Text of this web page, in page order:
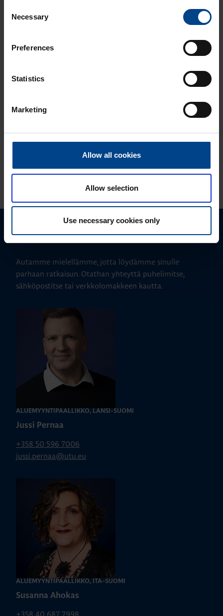
Selection
Necessary
Preferences
Statistics
Marketing
Allow all cookies
Allow selection
Use necessary cookies only
24.11.2025
älykotistandardi
16.10.2025
domovea Plus
V1:n
KATSO LISÄÄ ARTIKKELEITA
Ota yhteyttä!
Autamme mielellämme, jotta löydämme sinulle
parhaan ratkaisun. Otathan yhteyttä puhelimitse,
sähköpostitse tai verkkolomakkeen kautta.
ALUEMYYNTIPÄÄLLIKKÖ, LÄNSI-SUOMI
Jussi Pernaa
+358 50 596 7006
jussi.pernaa@utu.eu
ALUEMYYNTIPÄÄLLIKKÖ, ITÄ-SUOMI
Susanna Ahokas